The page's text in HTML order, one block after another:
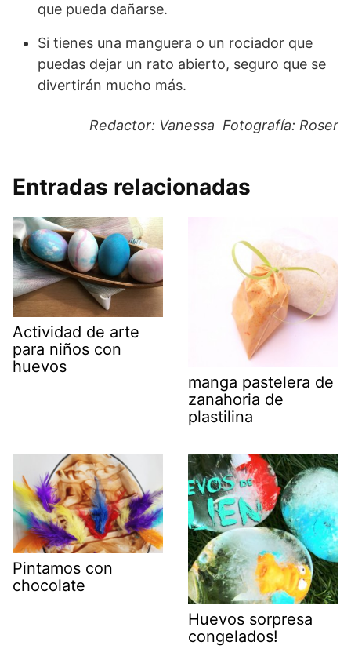
que pueda dañarse.
Si tienes una manguera o un rociador que
puedas dejar un rato abierto, seguro que se
divertirán mucho más.
Redactor: Vanessa Fotografía: Roser
Entradas relacionadas
Actividad de arte
para niños con
huevos
manga pastelera de
zanahoria de
plastilina
Pintamos con
chocolate
Huevos sorpresa
congelados!